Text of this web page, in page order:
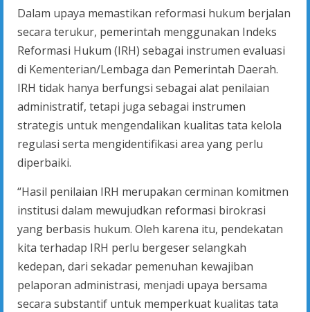
Dalam upaya memastikan reformasi hukum berjalan
secara terukur, pemerintah menggunakan Indeks
Reformasi Hukum (IRH) sebagai instrumen evaluasi
di Kementerian/Lembaga dan Pemerintah Daerah.
IRH tidak hanya berfungsi sebagai alat penilaian
administratif, tetapi juga sebagai instrumen
strategis untuk mengendalikan kualitas tata kelola
regulasi serta mengidentifikasi area yang perlu
diperbaiki.
“Hasil penilaian IRH merupakan cerminan komitmen
institusi dalam mewujudkan reformasi birokrasi
yang berbasis hukum. Oleh karena itu, pendekatan
kita terhadap IRH perlu bergeser selangkah
kedepan, dari sekadar pemenuhan kewajiban
pelaporan administrasi, menjadi upaya bersama
secara substantif untuk memperkuat kualitas tata